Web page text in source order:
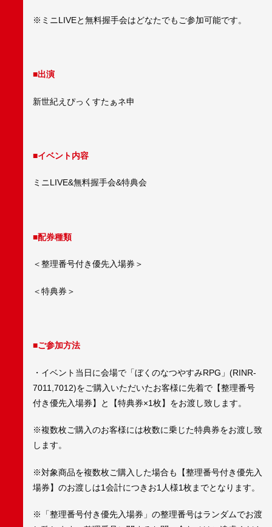
※ミニLIVEと無料握手会はどなたでもご参加可能です。
■出演
新世紀えぴっくすたぁネ申
■イベント内容
ミニLIVE&無料握手会&特典会
■配券種類
＜整理番号付き優先入場券＞
＜特典券＞
■ご参加方法
・イベント当日に会場で「ぼくのなつやすみRPG」(RINR-
7011,7012)をご購入いただいたお客様に先着で【整理番号
付き優先入場券】と【特典券×1枚】をお渡し致します。
※複数枚ご購入のお客様には枚数に乗じた特典券をお渡し致
します。
※対象商品を複数枚ご購入した場合も【整理番号付き優先入
場券】のお渡しは1会計につきお1人様1枚までとなります。
※「整理番号付き優先入場券」の整理番号はランダムでお渡